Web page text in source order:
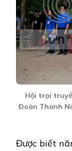
Hội trại
Đoàn Thanh
Được biết